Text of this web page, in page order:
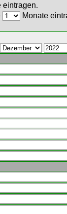
eintragen.
Monate